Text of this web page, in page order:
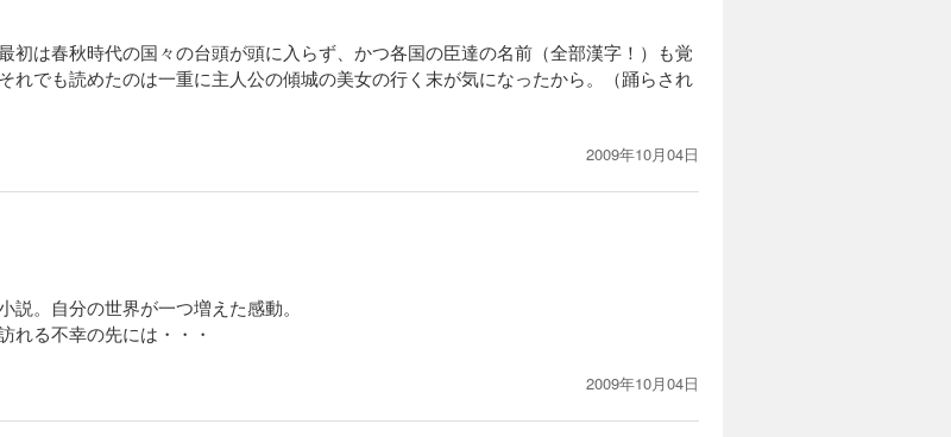
初は春秋時代の国々の台頭が頭に入らず、かつ各国の臣達の名前（全部漢字！）も覚
れでも読めたのは一重に主人公の傾城の美女の行く末が気になったから。（踊らされ
2009年10月04日
。自分の世界が一つ増えた感動。
れる不幸の先には・・・
2009年10月04日